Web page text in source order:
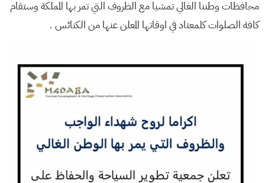
محافظات وطننا الغالي تمشيا مع الظروف التي تمر بها المملكة وستقام
كافة الصلوات كلمعتاد في اوقاتها المعلن عنها من الكنائس .